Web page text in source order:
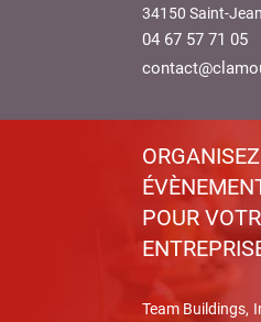
34150 Saint-
04 67 57 71 05
POUR
Team Buildings,